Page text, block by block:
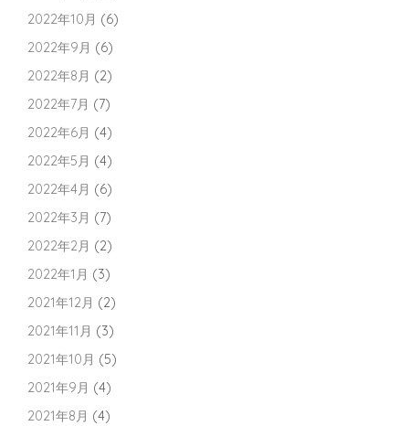
2022年10月 (6)
2022年9月 (6)
2022年8月 (2)
2022年7月 (7)
2022年6月 (4)
2022年5月 (4)
2022年4月 (6)
2022年3月 (7)
2022年2月 (2)
2022年1月 (3)
2021年12月 (2)
2021年11月 (3)
2021年10月 (5)
2021年9月 (4)
2021年8月 (4)